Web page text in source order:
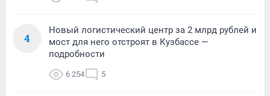
4
Новый логистический центр за 2 млрд рублей и
мост для него отстроят в Кузбассе —
подробности
6 254 5